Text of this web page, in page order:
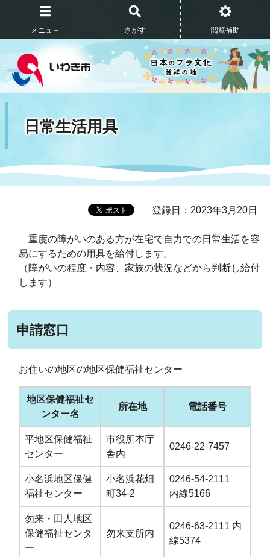
メニュ－ さがす 閲覧補助
日常生活用具
登録日：2023年3月20日
重度の障がいのある方が在宅で自力での日常生活を容
易にするための用具を給付します。
（障がいの程度・内容、家族の状況などから判断し給付
します）
申請窓口
お住いの地区の地区保健福祉センター
地区保健福祉セ
ンター名
所在地 電話番号
平地区保健福祉
センター
市役所本庁
舎内
0246-22-7457
小名浜地区保健
福祉センター
小名浜花畑
町34-2
0246-54-2111
内線5166
勿来・田人地区
保健福祉センタ
ー
勿来支所内
0246-63-2111 内
線5374